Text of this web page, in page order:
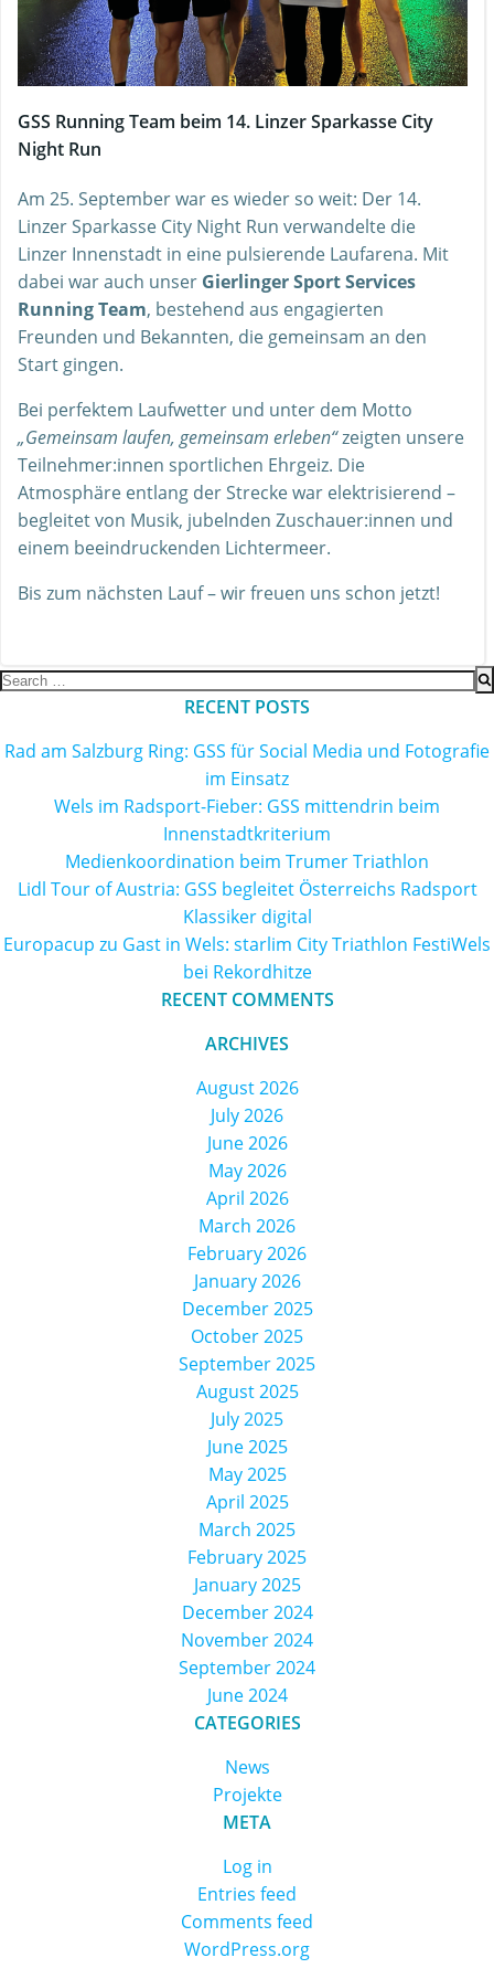
GSS Running Team beim 14. Linzer Sparkasse City
Night Run
Am 25. September war es wieder so weit: Der 14.
Linzer Sparkasse City Night Run verwandelte die
Linzer Innenstadt in eine pulsierende Laufarena. Mit
dabei war auch unser Gierlinger Sport Services
Running Team, bestehend aus engagierten
Freunden und Bekannten, die gemeinsam an den
Start gingen.
Bei perfektem Laufwetter und unter dem Motto
„Gemeinsam laufen, gemeinsam erleben“zeigten unsere
Teilnehmer:innen sportlichen Ehrgeiz. Die
Atmosphäre entlang der Strecke war elektrisierend –
begleitet von Musik, jubelnden Zuschauer:innen und
einem beeindruckenden Lichtermeer.
Bis zum nächsten Lauf – wir freuen uns schon jetzt!
Search
RECENT POSTS
Rad am Salzburg Ring: GSS für Social Media und Fotografie
im Einsatz
Wels im Radsport-Fieber: GSS mittendrin beim
Innenstadtkriterium
Medienkoordination beim Trumer Triathlon
Lidl Tour of Austria: GSS begleitet Österreichs Radsport
Klassiker digital
Europacup zu Gast in Wels: starlim City Triathlon FestiWels
bei Rekordhitze
RECENT COMMENTS
ARCHIVES
August 2026
July 2026
June 2026
May 2026
April 2026
March 2026
February 2026
January 2026
December 2025
October 2025
September 2025
August 2025
July 2025
June 2025
May 2025
April 2025
March 2025
February 2025
January 2025
December 2024
November 2024
September 2024
June 2024
CATEGORIES
News
Projekte
META
Log in
Entries feed
Comments feed
WordPress.org